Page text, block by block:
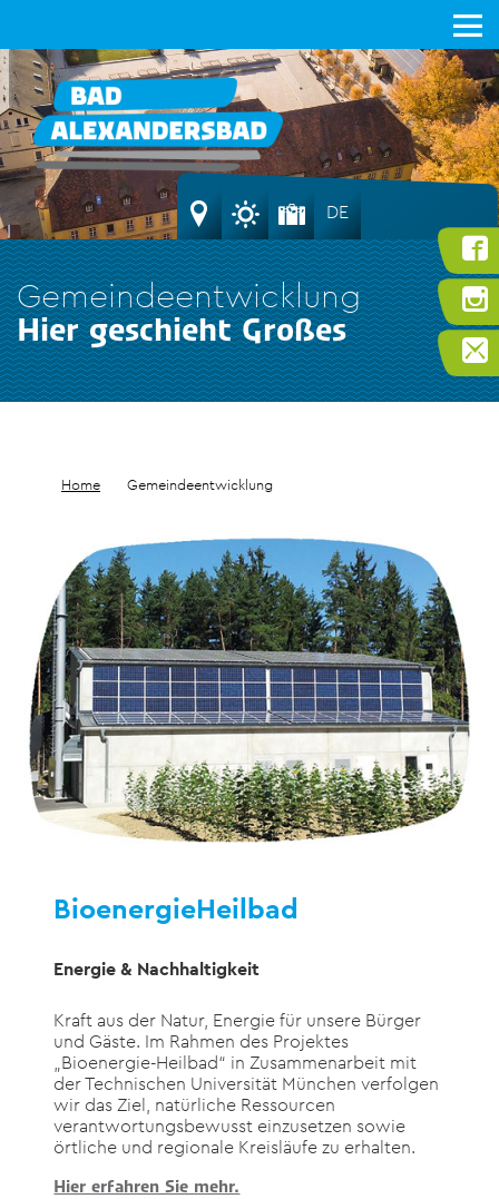
Gemeindeentwicklung
Hier geschieht Großes
DE
Home Gemeindeentwicklung
BioenergieHeilbad
Energie & Nachhaltigkeit
Kraft aus der Natur, Energie für unsere Bürger
und Gäste. Im Rahmen des Projektes
„Bioenergie-Heilbad“ in Zusammenarbeit mit
der Technischen Universität München verfolgen
wir das Ziel, natürliche Ressourcen
verantwortungsbewusst einzusetzen sowie
örtliche und regionale Kreisläufe zu erhalten.
Hier erfahren Sie mehr.